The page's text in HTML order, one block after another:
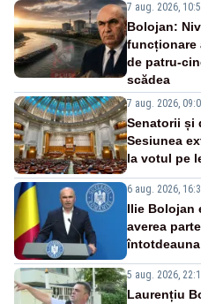
7 aug. 2026,
Bolojan:
funcționare
de patru-
scădea
7 aug. 2026,
Senatorii și
Sesiunea
la votul pe
6 aug. 2026,
Ilie Bolojan
averea
întotdeauna
5 aug. 2026,
Laurențiu